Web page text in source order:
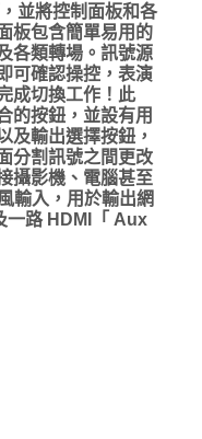
並將控制面板和各
板包含簡單易用的
各類轉場。訊號源
可確認操控，表演
成切換工作！此
的按鈕，並設有用
及輸出選擇按鈕，
分割訊號之間更改
攝影機、電腦甚至
輸入，用於輸出網
一路 HDMI「 Aux